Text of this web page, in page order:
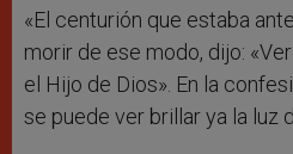
«El centurión que estaba
morir de ese modo, dijo:
el Hijo de Dios». En la
se puede ver brillar ya la luz